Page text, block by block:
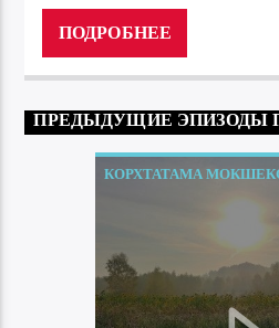
ПОДРОБНЕЕ
ПРЕДЫДУЩИЕ ЭПИЗОДЫ
КОРХТАТАМА